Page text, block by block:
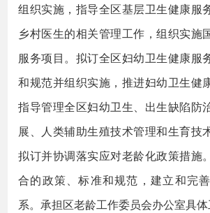
组织实施，指导全区基层卫生健康服
乡村医生的相关管理工作，组织实施
服务项目。拟订全区妇幼卫生健康服
和规范并组织实施，推进妇幼卫生健
指导管理全区妇幼卫生、出生缺陷防
展、人类辅助生殖技术管理和生育技
拟订并协调落实应对老龄化政策措施
合的政策、标准和规范，建立和完
系。承担区老龄工作委员会办公室具体